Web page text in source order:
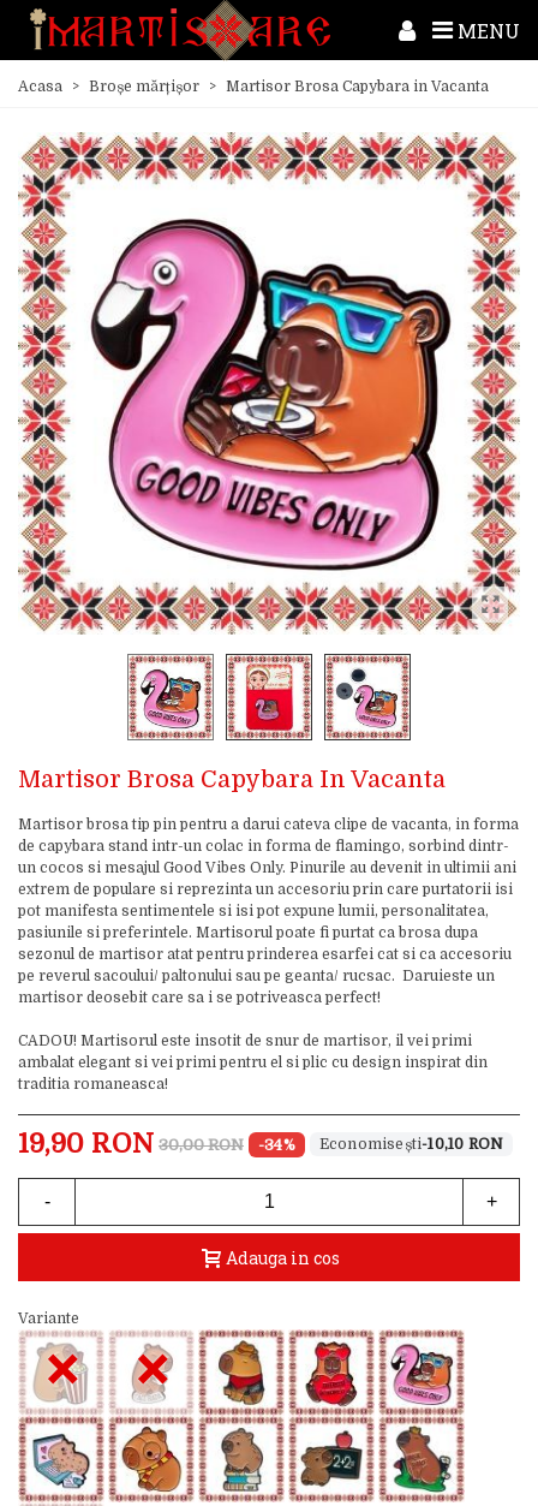
MENU
Acasa > Broșe mărțișor > Martisor Brosa Capybara in Vacanta
Martisor Brosa Capybara In Vacanta
Martisor brosa tip pin pentru a darui cateva clipe de vacanta, in forma
de capybara stand intr-un colac in forma de flamingo, sorbind dintr-
un cocos si mesajul Good Vibes Only. Pinurile au devenit in ultimii ani
extrem de populare si reprezinta un accesoriu prin care purtatorii isi
pot manifesta sentimentele si isi pot expune lumii, personalitatea,
pasiunile si preferintele. Martisorul poate fi purtat ca brosa dupa
sezonul de martisor atat pentru prinderea esarfei cat si ca accesoriu
pe reverul sacoului/ paltonului sau pe geanta/ rucsac. Daruieste un
martisor deosebit care sa i se potriveasca perfect!
CADOU! Martisorul este insotit de snur de martisor, il vei primi
ambalat elegant si vei primi pentru el si plic cu design inspirat din
traditia romaneasca!
19,90 RON 30,00 RON -34% -10,10 RON
- +
Adauga in cos
Variante
× ×